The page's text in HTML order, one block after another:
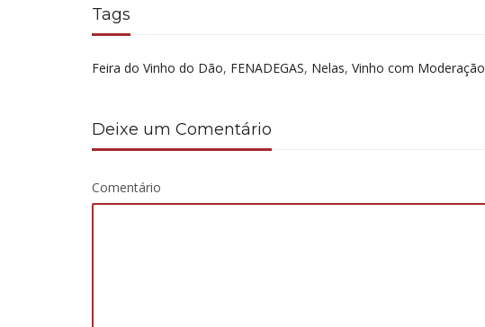
Tags
Feira do Vinho do Dão, FENADEGAS, Nelas, Vinho com Moderação
Deixe um Comentário
Comentário